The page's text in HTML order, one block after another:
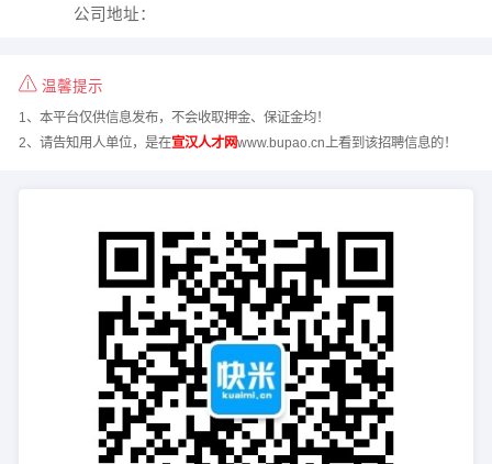
公司地址：
温馨提示
1、本平台仅供信息发布，不会收取押金、保证金均！
2、请告知用人单位，是在宣汉人才网www.bupao.cn上看到该招聘信息的！